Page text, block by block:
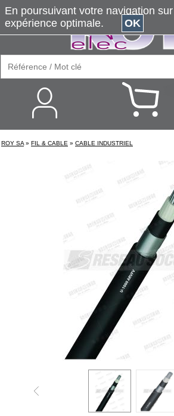
ROY SA » FIL & CABLE » CABLE INDUSTRIEL
En poursuivant votre navigation
expérience optimale.
OK